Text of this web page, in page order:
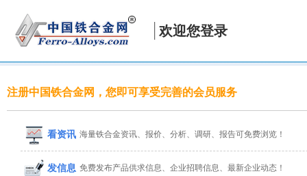
欢迎您登录
注册中国铁合金网，您即可享受完善的会员服务
看资讯 海量铁合金资讯、报价、分析、调研、报告可免费浏览！
发信息 免费发布产品供求信息、企业招聘信息、最新企业动态！